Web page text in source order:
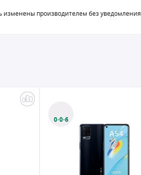
изменены производителем без уведомления.
0·0·6